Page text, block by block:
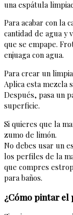
una espátula
Para acabar con la
cantidad de agua y
que se empape.
enjuaga con agua.
Para crear un
Aplica esta mezcla
Después, pasa un
superficie.
Si quieres que la
zumo de limón.
No debes usar un
los perfiles de la
que compres
para baños.
¿Cómo pintar el